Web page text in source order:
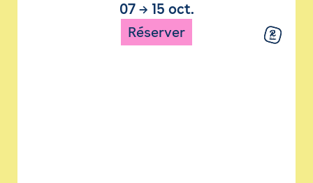
07→ 15 oct.
Réserver